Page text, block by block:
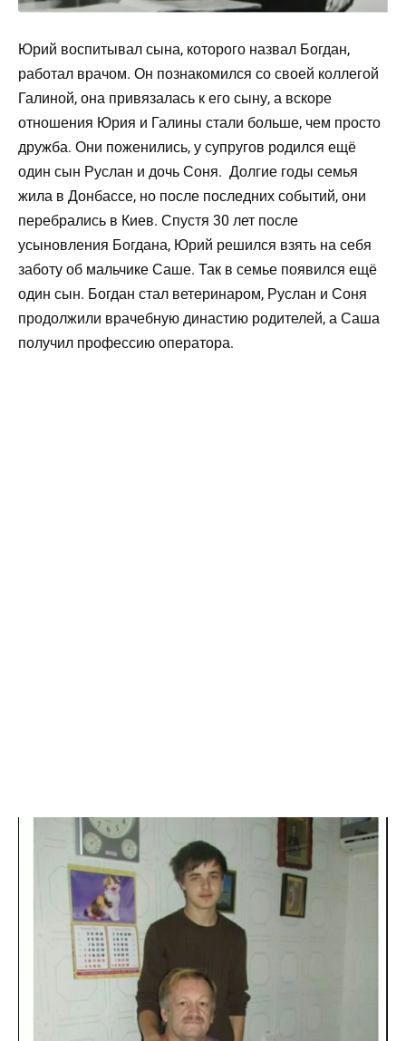
Юрий воспитывал сына, которого назвал Богдан,
работал врачом. Он познакомился со своей коллегой
Галиной, она привязалась к его сыну, а вскоре
отношения Юрия и Галины стали больше, чем просто
дружба. Они поженились, у супругов родился ещё
один сын Руслан и дочь Соня. Долгие годы семья
жила в Донбассе, но после последних событий, они
перебрались в Киев. Спустя 30 лет после
усыновления Богдана, Юрий решился взять на себя
заботу об мальчике Саше. Так в семье появился ещё
один сын. Богдан стал ветеринаром, Руслан и Соня
продолжили врачебную династию родителей, а Саша
получил профессию оператора.